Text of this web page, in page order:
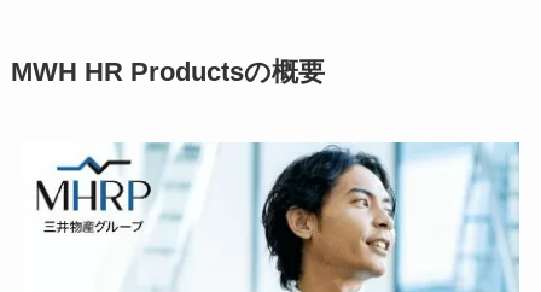
MWH HR Productsの概要